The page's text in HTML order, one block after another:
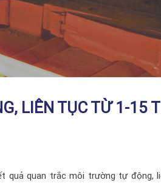
LIÊN TỤC TỪ 1-15
quả quan trắc môi trường tự động,